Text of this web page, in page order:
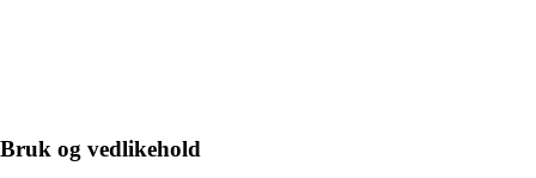
Bruk og vedlikehold